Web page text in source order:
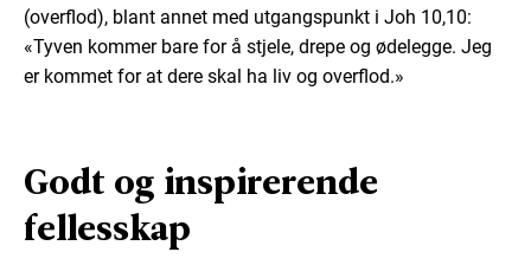
(overflod), blant annet med utgangspunkt i Joh 10,10:
«Tyven kommer bare for å stjele, drepe og ødelegge. Jeg
er kommet for at dere skal ha liv og overflod.»
Godt og inspirerende
fellesskap